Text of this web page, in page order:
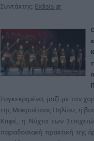
Συντάκτης: Eidisis.gr
Συγκεκριμένα, μαζί με τον
της Μακρινίτσας Πηλίου, η
Καφέ, η Νύχτα των
παραδοσιακή πρακτική της